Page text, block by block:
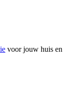
voor jouw huis en